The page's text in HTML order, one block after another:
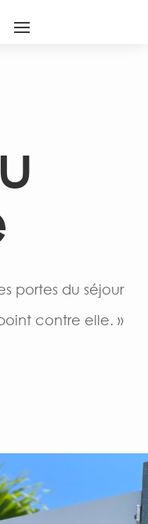
portes du séjour
contre elle. »